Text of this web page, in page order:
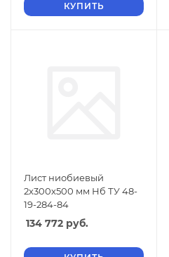
КУПИТЬ
Лист ниобиевый
2х300х500 мм Нб ТУ 48-
19-284-84
134 772 руб.